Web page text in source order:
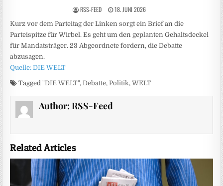
RSS-FEED 18. JUNI 2026
Kurz vor dem Parteitag der Linken sorgt ein Brief an die
Parteispitze für Wirbel. Es geht um den geplanten Gehaltsdeckel
für Mandatsträger. 23 Abgeordnete fordern, die Debatte
abzusagen.
Quelle: DIE WELT
Tagged"DIE WELT",Debatte,Politik,WELT
Author: RSS-Feed
Related Articles